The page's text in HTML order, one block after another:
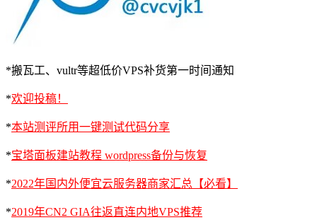
*搬瓦工、vultr等超低价VPS补货第一时间通知
*欢迎投稿！
*本站测评所用一键测试代码分享
*宝塔面板建站教程 wordpress备份与恢复
*2022年国内外便宜云服务器商家汇总【必看】
*2019年CN2 GIA往返直连内地VPS推荐